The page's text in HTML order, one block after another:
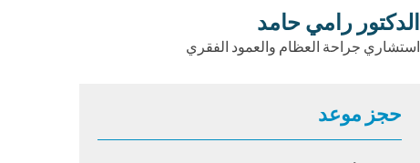
الدكتور رامي حامد
استشاري جراحة العظام والعمود الفقري
حجز موعد